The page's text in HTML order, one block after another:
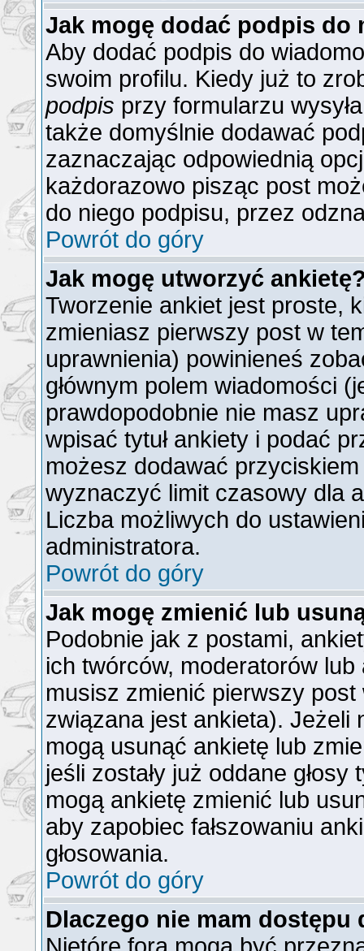
Jak mogę dodać podpis do
Aby dodać podpis do
swoim profilu. Kiedy już to
podpis przy formularzu
także domyślnie dodawać
zaznaczając odpowiednią
każdorazowo pisząc post
do niego podpisu, przez
Powrót do góry
Jak mogę utworzyć
Tworzenie ankiet jest proste,
zmieniasz pierwszy post w
uprawnienia) powinieneś
głównym polem wiadomości
prawdopodobnie nie masz
wpisać tytuł ankiety i podać
możesz dodawać
wyznaczyć limit czasowy dla
Liczba możliwych do
administratora.
Powrót do góry
Jak mogę zmienić lub
Podobnie jak z postami,
ich twórców, moderatorów
musisz zmienić pierwszy
związana jest ankieta). Jeżeli
mogą usunąć ankietę lub
jeśli zostały już oddane
mogą ankietę zmienić lub
aby zapobiec fałszowaniu
głosowania.
Powrót do góry
Dlaczego nie mam dostępu